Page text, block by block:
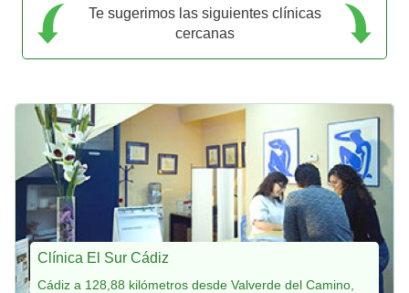
Te sugerimos las siguientes clínicas
cercanas
Clínica El Sur Cádiz
Cádiz a 128,88 kilómetros desde Valverde del Camino,